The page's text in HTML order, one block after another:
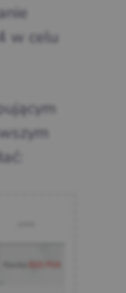
w celu